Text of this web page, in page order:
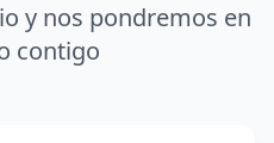
y nos pondremos en
contigo